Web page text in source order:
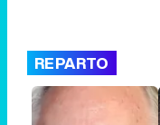
REPARTO